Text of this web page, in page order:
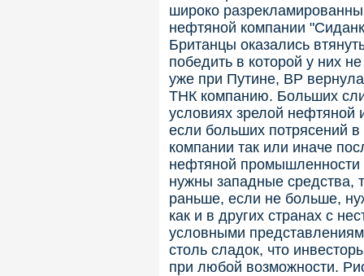
широко
нефтяной компании
Британцы оказались
победить в которой у них
уже при Путине, ВР
ТНК компанию. Больших
условиях зрелой нефтяной
если больших потрясений в
компании так или иначе
нефтяной промышленности
нужны западные средства,
раньше, если не больше,
как и в других странах с
условными
столь сладок, что
при любой возможности.